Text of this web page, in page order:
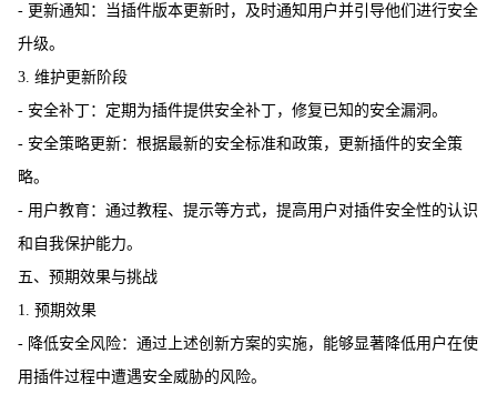
- 更新通知：当插件版本更新时，及时通知用户并引导他们进行安全
升级。
3. 维护更新阶段
- 安全补丁：定期为插件提供安全补丁，修复已知的安全漏洞。
- 安全策略更新：根据最新的安全标准和政策，更新插件的安全策
略。
- 用户教育：通过教程、提示等方式，提高用户对插件安全性的认识
和自我保护能力。
五、预期效果与挑战
1. 预期效果
- 降低安全风险：通过上述创新方案的实施，能够显著降低用户在使
用插件过程中遭遇安全威胁的风险。